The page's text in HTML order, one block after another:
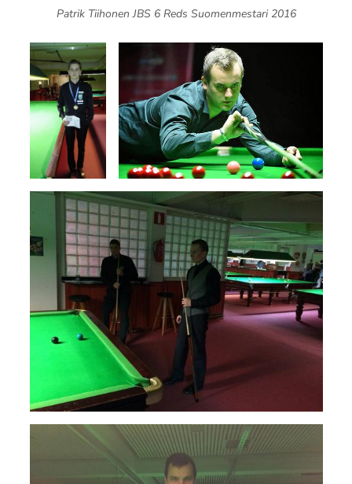
Patrik Tiihonen JBS 6 Reds Suomenmestari 2016